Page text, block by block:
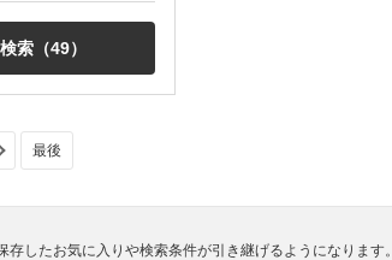
検索（49）
最後
したお気に入りや検索条件が引き継げるようになります。